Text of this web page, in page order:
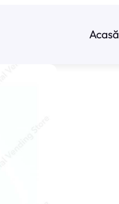
Acasă